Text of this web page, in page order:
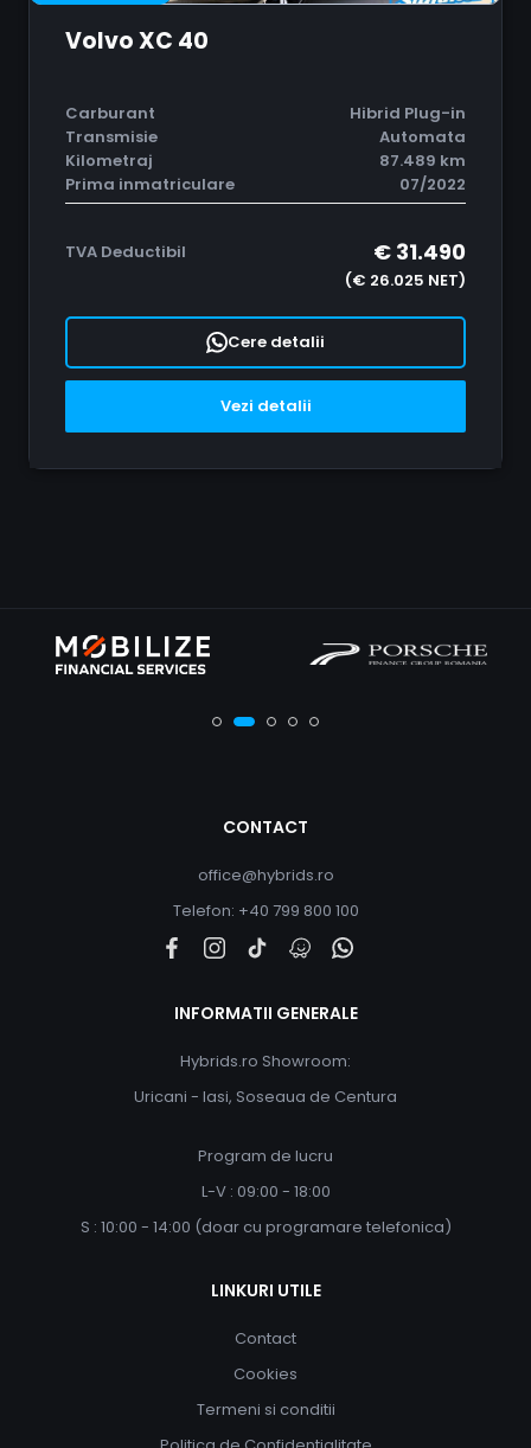
Volvo XC 40
Carburant
Hibrid Plug-in
Transmisie
Automata
Kilometraj
87.489 km
Prima inmatriculare
07/2022
TVA Deductibil € 31.490
(€ 26.025 NET)
Cere detalii
Vezi detalii
CONTACT
office@hybrids.ro
Telefon: +40 799 800 100
INFORMATII GENERALE
Hybrids.ro Showroom:
Uricani - Iasi, Soseaua de Centura
Program de lucru
L-V : 09:00 - 18:00
S : 10:00 - 14:00 (doar cu programare telefonica)
LINKURI UTILE
Contact
Cookies
Termeni si conditii